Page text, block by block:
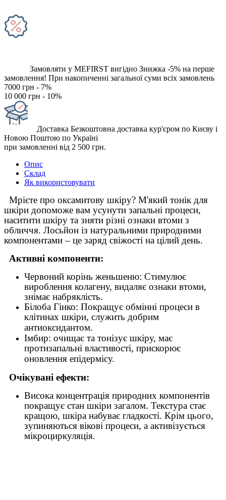
Замовляти у MEFIRST вигідно Знижка -5% на перше
замовлення! При накопиченні загальної суми всіх замовлень
7000 грн - 7%
10 000 грн - 10%
Доставка Безкоштовна доставка кур'єром по Києву і
Новою Поштою по Україні
при замовленні від 2 500 грн.
Опис
Склад
Як використовувати
Мрієте про оксамитову шкіру? М'який тонік для
шкіри допоможе вам усунути запальні процеси,
наситити шкіру та зняти різні ознаки втоми з
обличчя. Лосьйон із натуральними природними
компонентами – це заряд свіжості на цілий день.
Активні компоненти:
Червоний корінь женьшеню: Стимулює
вироблення колагену, видаляє ознаки втоми,
знімає набряклість.
Білоба Гінко: Покращує обмінні процеси в
клітинах шкіри, служить добрим
антиоксидантом.
Імбир: очищає та тонізує шкіру, має
протизапальні властивості, прискорює
оновлення епідермісу.
Очікувані ефекти:
Висока концентрація природних компонентів
покращує стан шкіри загалом. Текстура стає
кращою, шкіра набуває гладкості. Крім цього,
зупиняються вікові процеси, а активізується
мікроциркуляція.